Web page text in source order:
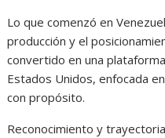
Lo que comenzó en
producción y el
convertido en una
Estados Unidos, enfocada
con propósito.
Reconocimiento y trayectoria